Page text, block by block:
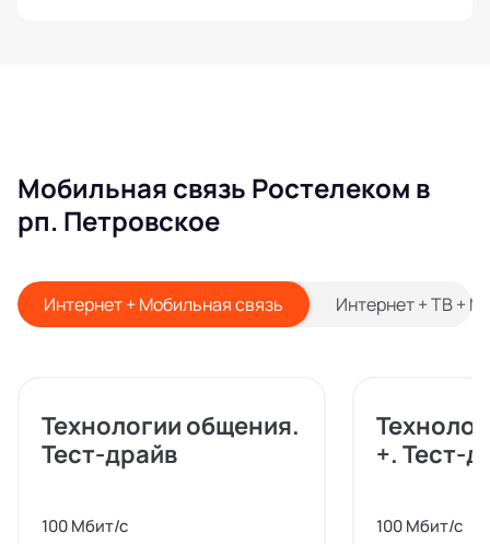
Мобильная связь Ростелеком в
рп. Петровское
Интернет + Мобильная связь Интернет + ТВ +
Технологии общения.
Тест-драйв
100 Мбит/с
+. Тест-
100 Мбит/с